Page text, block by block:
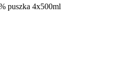
puszka 4x500ml